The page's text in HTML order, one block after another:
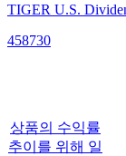
TIGER U.S.
458730
상품의 수익률
추이를 위해 일